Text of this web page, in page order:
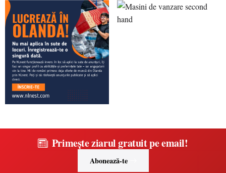
Primește ziarul gratuit pe email!
Abonează-te